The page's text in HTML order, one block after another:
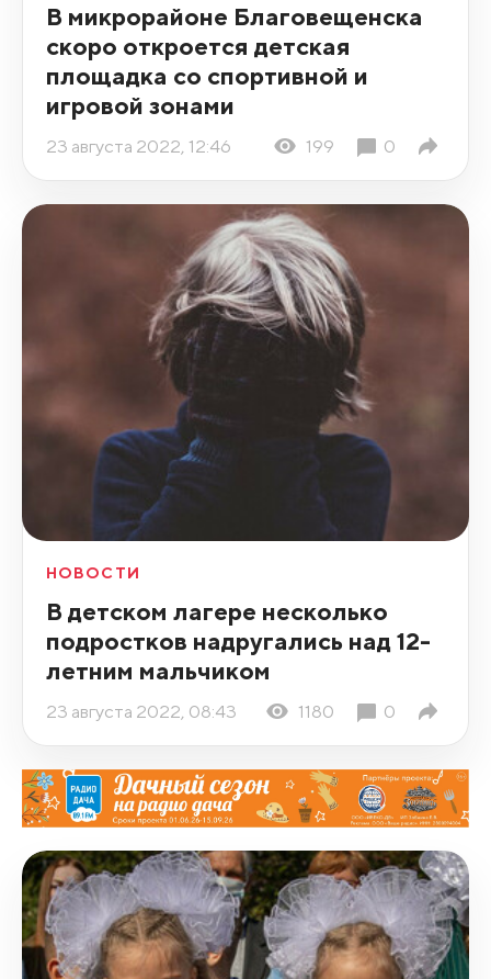
В микрорайоне Благовещенска
скоро откроется детская
площадка со спортивной и
игровой зонами
23 августа 2022, 12:46 199 0
НОВОСТИ
В детском лагере несколько
подростков надругались над 12-
летним мальчиком
23 августа 2022, 08:43 1180 0